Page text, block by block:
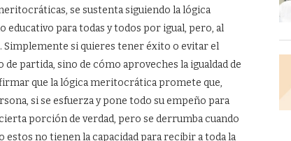
se sustenta siguiendo la lógica
educativo para todas y todos por igual, pero, al
Simplemente si quieres tener éxito o evitar el
partida, sino de cómo aproveches la igualdad de
que la lógica meritocrática promete que,
si se esfuerza y pone todo su empeño para
porción de verdad, pero se derrumba cuando
estos no tienen la capacidad para recibir a toda la